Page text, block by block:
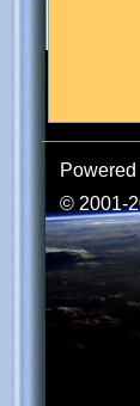
Powered
© 2001-